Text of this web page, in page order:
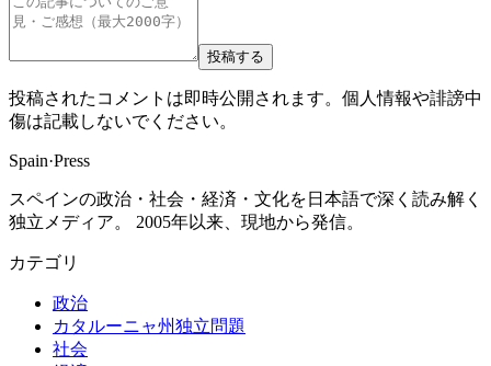
投稿する
投稿されたコメントは即時公開されます。個人情報や誹謗中
傷は記載しないでください。
Spain·Press
スペインの政治・社会・経済・文化を日本語で深く読み解く
独立メディア。 2005年以来、現地から発信。
カテゴリ
政治
カタルーニャ州独立問題
社会